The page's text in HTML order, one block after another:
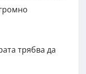
трябва да